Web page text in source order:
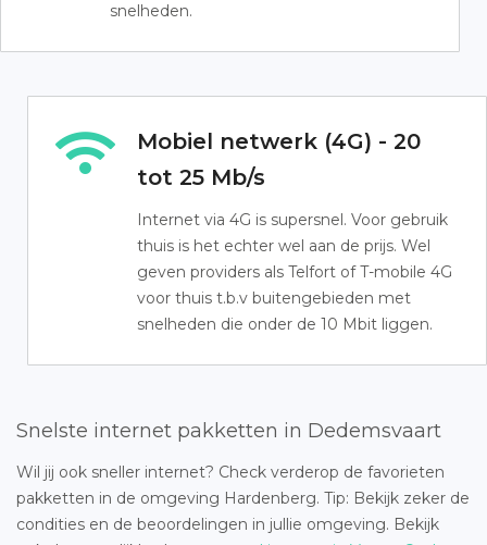
snelheden.
Mobiel netwerk (4G) - 20
tot 25 Mb/s
Internet via 4G is supersnel. Voor gebruik
thuis is het echter wel aan de prijs. Wel
geven providers als Telfort of T-mobile 4G
voor thuis t.b.v buitengebieden met
snelheden die onder de 10 Mbit liggen.
Snelste internet pakketten in Dedemsvaart
Wil jij ook sneller internet? Check verderop de favorieten
pakketten in de omgeving Hardenberg. Tip: Bekijk zeker de
condities en de beoordelingen in jullie omgeving. Bekijk